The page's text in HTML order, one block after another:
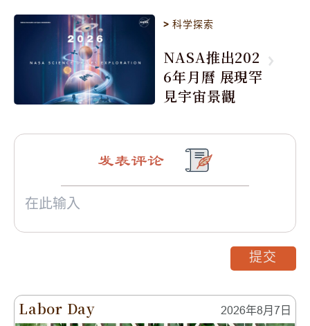
>科学探索
NASA推出202
6年月曆 展現罕
見宇宙景觀
Labor Day 2026年8月7日
发表评论
提交